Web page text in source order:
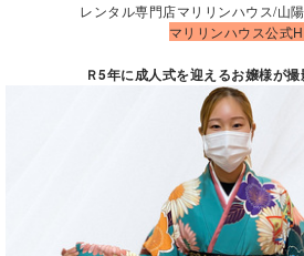
レンタル専門店マリリンハウス/山
マリリンハウス公式
Ｒ5年に成人式を迎えるお嬢様が撮